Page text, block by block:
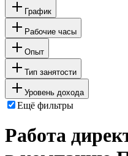
График
Рабочие часы
Опыт
Тип занятости
Уровень дохода
Ещё фильтры
Работа